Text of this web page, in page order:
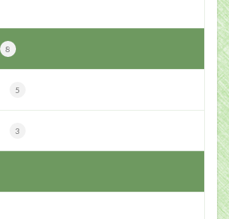
8
5
3